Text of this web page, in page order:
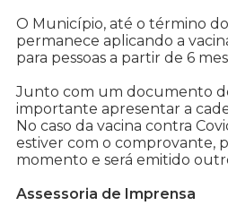
O Município, até o término
permanece aplicando a
para pessoas a partir de 6
Junto com um documento
importante apresentar a
No caso da vacina contra
estiver com o comprovante,
momento e será emitido
Assessoria de Imprensa